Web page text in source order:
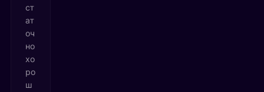
ст
ат
оч
но
хо
ро
ш